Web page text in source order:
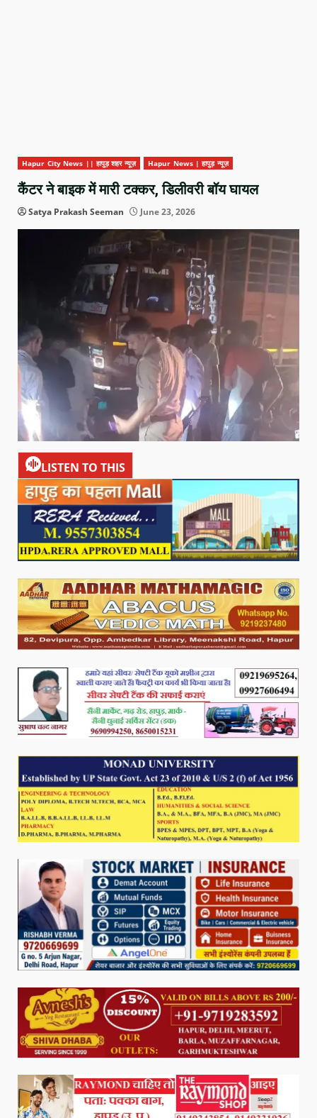
Hapur City News || हापुड़ शहर न्यूज़ Hapur News | हापुड़ न्यूज़
कैंटर ने बाइक में मारी टक्कर, डिलीवरी बॉय घायल
Satya Prakash Seeman June 23, 2026
LISTEN TO THIS